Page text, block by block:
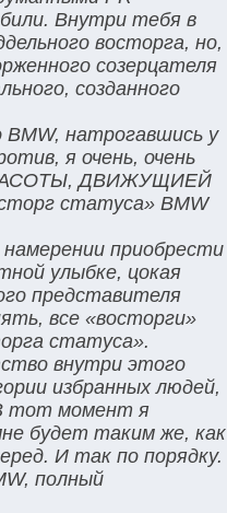
Внутри тебя в
восторга, но,
созерцателя
созданного
натрогавшись у
я очень, очень
ДВИЖУЩИЕЙ
статуса» BMW
приобрести
улыбке, цокая
представителя
все «восторги»
статуса».
внутри этого
избранных людей,
тот момент я
будет таким же, как
И так по порядку.
полный